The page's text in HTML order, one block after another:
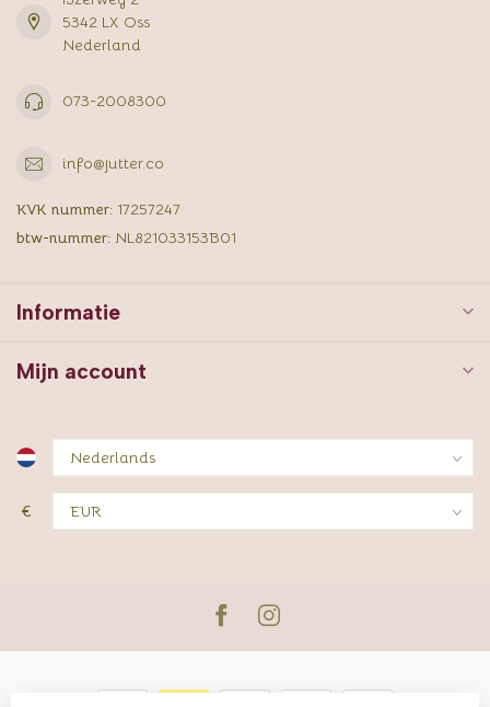
5342 LX Oss
Nederland
073-2008300
info@jutter.co
KVK nummer: 17257247
btw-nummer: NL821033153B01
Informatie
Mijn account
€